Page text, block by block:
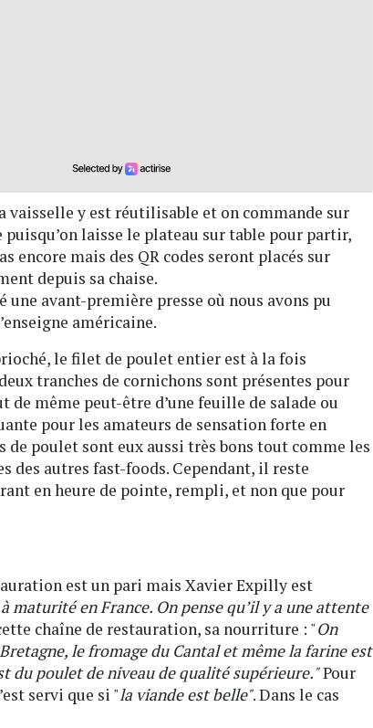
vaisselle y est réutilisable et on commande sur
laisse le plateau sur table pour partir,
encore mais des QR codes seront placés sur
depuis sa chaise.
avant-première presse où nous avons pu
américaine.
le filet de poulet entier est à la fois
tranches de cornichons sont présentes pour
même peut-être d’une feuille de salade ou
pour les amateurs de sensation forte en
poulet sont eux aussi très bons tout comme les
des autres fast-foods. Cependant, il reste
en heure de pointe, rempli, et non que pour
est un pari mais Xavier Expilly est
maturité en France. On pense qu’il y a une attente
chaîne de restauration, sa nourriture : "On
le fromage du Cantal et même la farine est
du poulet de niveau de qualité supérieure."Pour
servi que si "la viande est belle". Dans le cas